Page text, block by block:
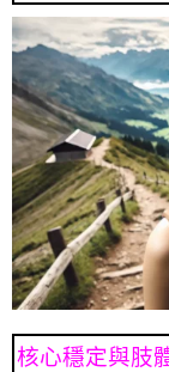
核心穩定與肢